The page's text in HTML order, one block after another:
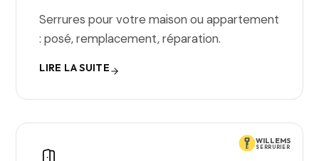
Serrures pour votre maison ou appartement
: posé, remplacement, réparation.
LIRE LA SUITE
WILLEMS
SERRURIER